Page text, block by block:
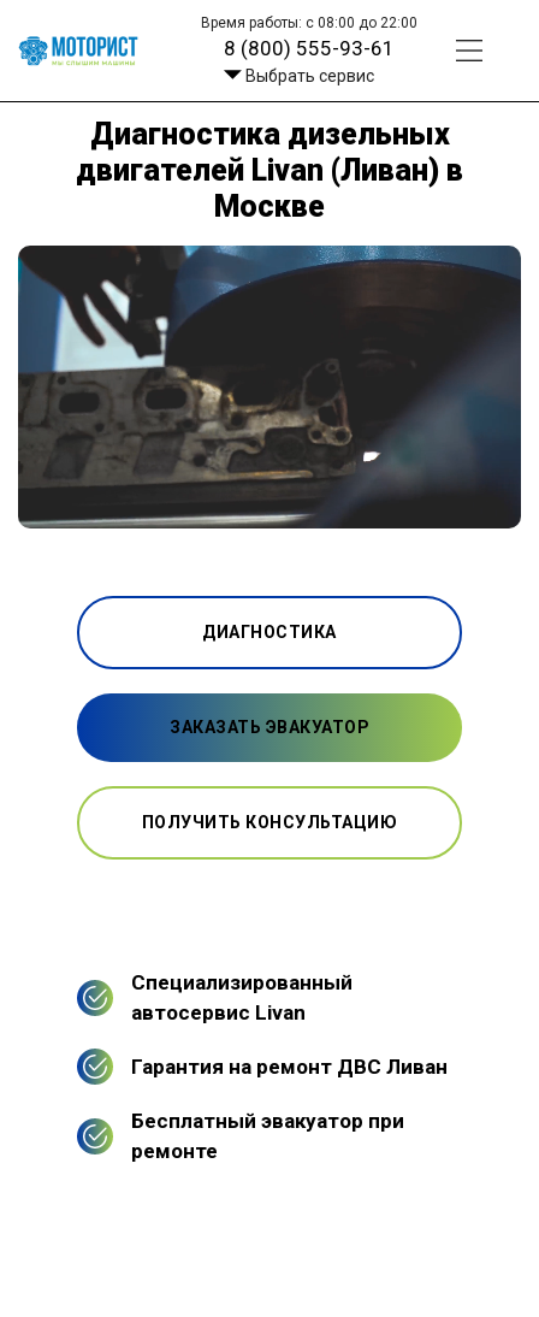
Время работы: с 08:00 до 22:00
8 (800) 555-93-61
Выбрать сервис
Диагностика дизельных
двигателей Livan (Ливан) в
Москве
ДИАГНОСТИКА
ЗАКАЗАТЬ ЭВАКУАТОР
ПОЛУЧИТЬ КОНСУЛЬТАЦИЮ
Специализированный
автосервис Livan
Гарантия на ремонт ДВС Ливан
Бесплатный эвакуатор при
ремонте